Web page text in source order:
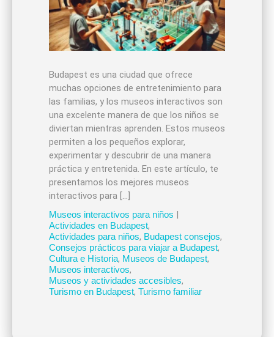
Budapest es una ciudad que ofrece
muchas opciones de entretenimiento para
las familias, y los museos interactivos son
una excelente manera de que los niños se
diviertan mientras aprenden. Estos museos
permiten a los pequeños explorar,
experimentar y descubrir de una manera
práctica y entretenida. En este artículo, te
presentamos los mejores museos
interactivos para […]
Museos interactivos para niños
Actividades en Budapest,
Actividades para niños, Budapest consejos,
Consejos prácticos para viajar a Budapest,
Cultura e Historia, Museos de Budapest,
Museos interactivos,
Museos y actividades accesibles,
Turismo en Budapest, Turismo familiar